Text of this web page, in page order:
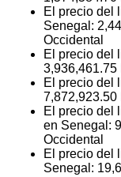
El precio del
Senegal:
Occidental
El precio del
3,936,461.75
El precio del
7,872,923.50
El precio del
en Senegal:
Occidental
El precio del
Senegal: